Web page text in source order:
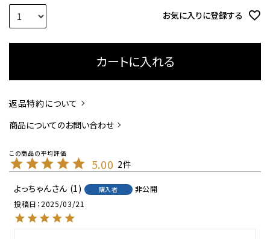
お気に入りに登録する
カートに入れる
返品特約について
商品についてのお問い合わせ
5.00 2
よっちゃん
1 購入者
非公開
投稿日 2025/03/21